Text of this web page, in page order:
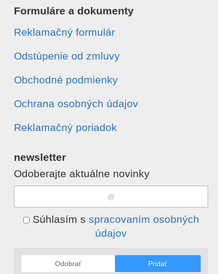
Formuláre a dokumenty
Reklamačný formulár
Odstúpenie od zmluvy
Obchodné podmienky
Ochrana osobných údajov
Reklamačný poriadok
newsletter
Odoberajte aktuálne novinky
Súhlasím s spracovaním osobných
údajov
Odobrať Pridať